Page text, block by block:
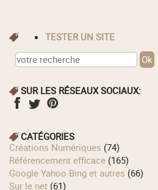
TESTER UN SITE
SUR LES RÉSEAUX SOCIAUX:
CATÉGORIES
Créations Numériques (74)
Référencement efficace (165)
Google Yahoo Bing et autres (66)
Sur le net (61)